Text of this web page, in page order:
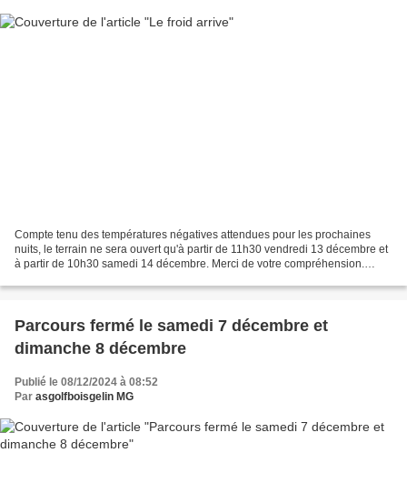
Compte tenu des températures négatives attendues pour les prochaines
nuits, le terrain ne sera ouvert qu'à partir de 11h30 vendredi 13 décembre et
à partir de 10h30 samedi 14 décembre. Merci de votre compréhension.
Parcours fermé le samedi 7 décembre et
dimanche 8 décembre
Publié le 08/12/2024 à 08:52
Par asgolfboisgelin MG